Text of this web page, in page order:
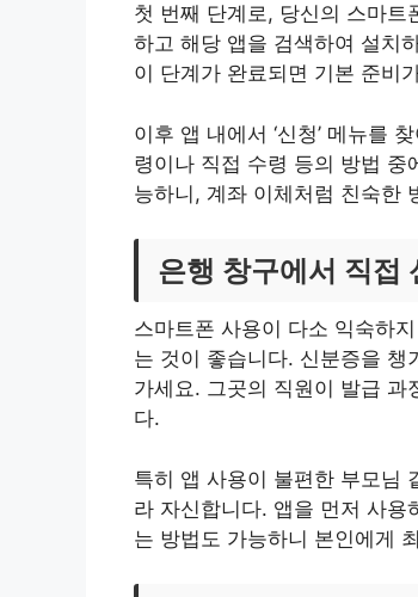
첫 번째 단계로, 당신의 스마트
하고 해당 앱을 검색하여 설치
이 단계가 완료되면 기본 준비
이후 앱 내에서 ‘신청’ 메뉴를
령이나 직접 수령 등의 방법
능하니, 계좌 이체처럼 친숙한
은행 창구에서 직접
스마트폰 사용이 다소 익숙하
는 것이 좋습니다. 신분증을
가세요. 그곳의 직원이 발급 과
다.
특히 앱 사용이 불편한 부모님
라 자신합니다. 앱을 먼저 사
는 방법도 가능하니 본인에게